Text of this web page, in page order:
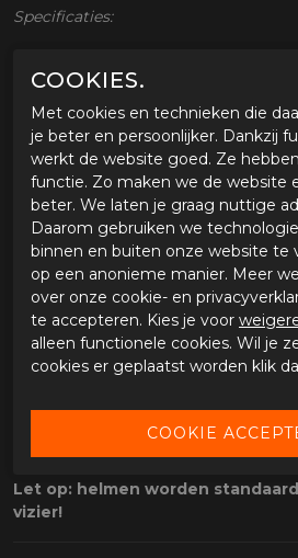
Specificaties:
Materiaal: Polycarbonaat
2 helmschaalmaten
Binnenschaal: EPS
Keuring: ECE22.06 gecertificeerd
Vizier: Transparant | Anti-kras |
Sluiting: Ratelsluiting
Voering: Vocht afvoerende,
Uitneembaar | Uitwasbaar
Ventilatie: Op het kinstuk | Aan
Gewicht: c.a. 1670 gram bij maat
Optioneel: Dark Smoke vizier
Uitgevoerd met LED
zichtbaarheid
Voorbereid op N-com en
Pinlock®-lens wordt
Let op: helmen worden
vizier!
COOKIES.
Met cookies en technieken die
je beter en persoonlijker. Dankzij
werkt de website goed. Ze
functie. Zo maken we de website
beter. We laten je graag nuttige
Daarom gebruiken we
binnen en buiten onze website te
op een anonieme manier. Meer
over onze cookie- en
te accepteren. Kies je voor
alleen functionele cookies. Wil je
cookies er geplaatst worden klik